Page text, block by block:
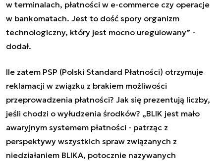
w terminalach, płatności w e-commerce czy operacje
w bankomatach. Jest to dość spory organizm
technologiczny, który jest mocno uregulowany” -
dodał.
Ile zatem PSP (Polski Standard Płatności) otrzymuje
reklamacji w związku z brakiem możliwości
przeprowadzenia płatności? Jak się prezentują liczby,
jeśli chodzi o wyłudzenia środków? „BLIK jest mało
awaryjnym systemem płatności - patrząc z
perspektywy wszystkich spraw związanych z
niedziałaniem BLIKA, potocznie nazywanych